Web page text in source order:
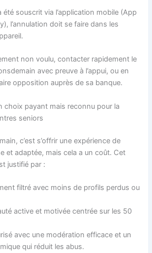
été souscrit via l’application mobile (App
l’annulation doit se faire dans les
non voulu, contacter rapidement le
avec preuve à l’appui, ou en
opposition auprès de sa banque.
choix payant mais reconnu pour la
seniors
c’est s’offrir une expérience de
et adaptée, mais cela a un coût. Cet
justifié par :
filtré avec moins de profils perdus ou
active et motivée centrée sur les 50
avec une modération efficace et un
qui réduit les abus.